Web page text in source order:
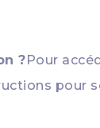
?Pour
pour